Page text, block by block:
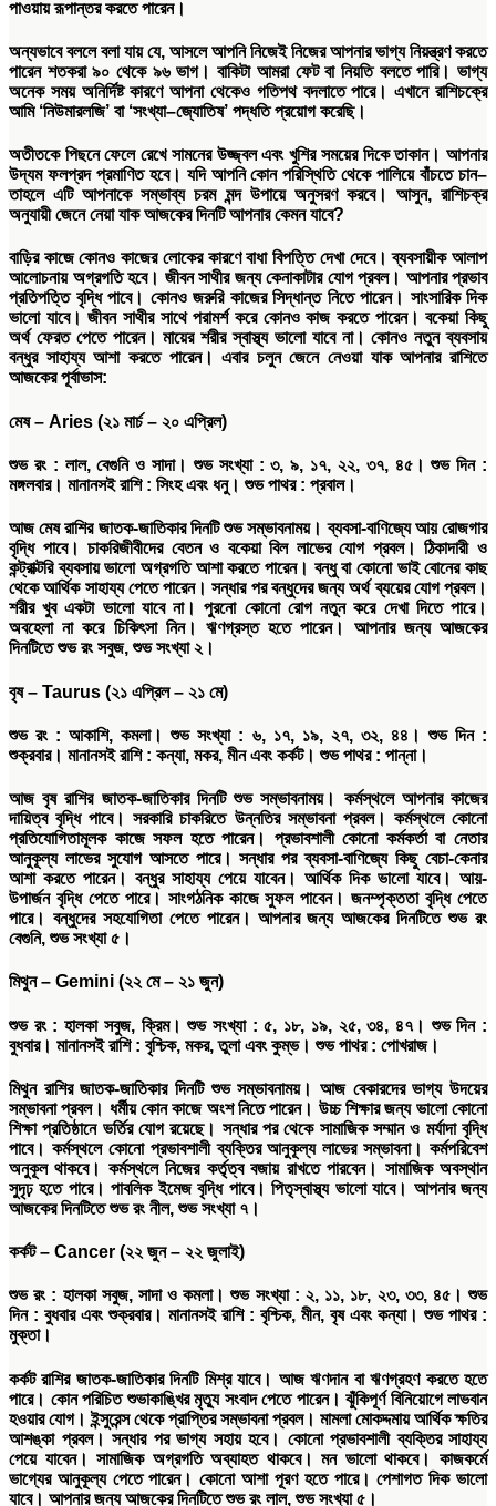
পাওয়ায় রূপান্তর করতে পারেন।
অন্যভাবে বললে বলা যায় যে, আসলে আপনি নিজেই নিজের আপনার ভাগ্য নিয়ন্ত্রণ করতে
পারেন শতকরা ৯০ থেকে ৯৬ ভাগ। বাকিটা আমরা ফেট বা নিয়তি বলতে পারি। ভাগ্য
অনেক সময় অনির্দিষ্ট কারণে আপনা থেকেও গতিপথ বদলাতে পারে। এখানে রাশিচক্রে
আমি‘নিউমারলজি’ বা‘সংখ্যা–জ্যোতিষ’ পদ্ধতি প্রয়োগ করেছি।
অতীতকে পিছনে ফেলে রেখে সামনের উজ্জ্বল এবং খুশির সময়ের দিকে তাকান। আপনার
উদ্যম ফলপ্রদ প্রমাণিত হবে। যদি আপনি কোন পরিস্থিতি থেকে পালিয়ে বাঁচতে চান–
তাহলে এটি আপনাকে সম্ভাব্য চরম মন্দ উপায়ে অনুসরণ করবে। আসুন,রাশিচক্র
অনুযায়ী জেনে নেয়া যাক আজকের দিনটি আপনার কেমন যাবে?
বাড়ির কাজে কোনও কাজের লোকের কারণে বাধা বিপত্তি দেখা দেবে। ব্যবসায়ীক আলাপ
আলোচনায় অগ্রগতি হবে। জীবন সাথীর জন্য কেনাকাটার যোগ প্রবল। আপনার প্রভাব
প্রতিপত্তি বৃদ্ধি পাবে। কোনও জরুরি কাজের সিদ্ধান্ত নিতে পারেন। সাংসারিক দিক
ভালো যাবে। জীবন সাথীর সাথে পরামর্শ করে কোনও কাজ করতে পারেন। বকেয়া কিছু
অর্থ ফেরত পেতে পারেন। মায়ের শরীর স্বাস্থ্য ভালো যাবে না। কোনও নতুন ব্যবসায়
বন্ধুর সাহায্য আশা করতে পারেন। এবার চলুন জেনে নেওয়া যাক আপনার রাশিতে
আজকের পূর্বাভাস:
মেষ– Aries (২১ মার্চ– ২০ এপ্রিল)
শুভ রং: লাল,বেগুনি ও সাদা।শুভ সংখ্যা: ৩, ৯, ১৭, ২২, ৩৭, ৪৫।শুভ দিন:
মঙ্গলবার। মানানসই রাশি: সিংহ এবং ধনু।শুভ পাথর: প্রবাল।
আজ মেষ রাশির জাতক-জাতিকার দিনটি শুভ সম্ভাবনাময়। ব্যবসা-বাণিজ্যে আয় রোজগার
বৃদ্ধি পাবে। চাকরিজীবীদের বেতন ও বকেয়া বিল লাভের যোগ প্রবল। ঠিকাদারী ও
কন্ট্রাক্টরি ব্যবসায় ভালো অগ্রগতি আশা করতে পারেন। বন্ধু বা কোনো ভাই বোনের কাছ
থেকে আর্থিক সাহায্য পেতে পারেন। সন্ধার পর বন্ধুদের জন্য অর্থ ব্যয়ের যোগ প্রবল।
শরীর খুব একটা ভালো যাবে না। পুরনো কোনো রোগ নতুন করে দেখা দিতে পারে।
অবহেলা না করে চিকিৎসা নিন। ঋণগ্রস্ত হতে পারেন। আপনার জন্য আজকের
দিনটিতে শুভ রং সবুজ, শুভ সংখ্যা ২।
বৃষ– Taurus (২১ এপ্রিল– ২১ মে)
শুভ রং: আকাশি,কমলা।শুভ সংখ্যা: ৬, ১৭, ১৯, ২৭, ৩২, ৪৪।শুভ দিন:
শুক্রবার। মানানসই রাশি: কন্যা, মকর, মীন এবং কর্কট।শুভ পাথর: পান্না।
আজ বৃষ রাশির জাতক-জাতিকার দিনটি শুভ সম্ভাবনাময়। কর্মস্থলে আপনার কাজের
দায়িত্ব বৃদ্ধি পাবে। সরকারি চাকরিতে উন্নতির সম্ভাবনা প্রবল। কর্মস্থলে কোনো
প্রতিযোগিতামূলক কাজে সফল হতে পারেন। প্রভাবশালী কোনো কর্মকর্তা বা নেতার
আনুকূল্য লাভের সুযোগ আসতে পারে। সন্ধার পর ব্যবসা-বাণিজ্যে কিছু বেচা-কেনার
আশা করতে পারেন। বন্ধুর সাহায্য পেয়ে যাবেন। আর্থিক দিক ভালো যাবে। আয়-
উপার্জন বৃদ্ধি পেতে পারে। সাংগঠনিক কাজে সুফল পাবেন। জনম্পৃক্ততা বৃদ্ধি পেতে
পারে। বন্ধুদের সহযোগিতা পেতে পারেন। আপনার জন্য আজকের দিনটিতে শুভ রং
বেগুনি, শুভ সংখ্যা ৫।
মিথুন– Gemini (২২ মে– ২১ জুন)
শুভ রং: হালকা সবুজ, ক্রিম।শুভ সংখ্যা: ৫, ১৮, ১৯, ২৫,৩৪, ৪৭।শুভ দিন:
বুধবার। মানানসই রাশি : বৃশ্চিক, মকর, তুলা এবং কুম্ভ।শুভ পাথর: পোখরাজ।
মিথুন রাশির জাতক-জাতিকার দিনটি শুভ সম্ভাবনাময়। আজ বেকারদের ভাগ্য উদয়ের
সম্ভাবনা প্রবল। ধর্মীয় কোন কাজে অংশ নিতে পারেন। উচ্চ শিক্ষার জন্য ভালো কোনো
শিক্ষা প্রতিষ্ঠানে ভর্তির যোগ রয়েছে। সন্ধার পর থেকে সামাজিক সম্মান ও মর্যাদা বৃদ্ধি
পাবে। কর্মস্থলে কোনো প্রভাবশালী ব্যক্তির আনুকূল্য লাভের সম্ভাবনা। কর্মপরিবেশ
অনুকূল থাকবে। কর্মস্থলে নিজের কর্তৃত্ব বজায় রাখতে পারবেন। সামাজিক অবস্থান
সুদৃঢ় হতে পারে। পাবলিক ইমেজ বৃদ্ধি পাবে। পিতৃস্বাস্থ্য ভালো যাবে। আপনার জন্য
আজকের দিনটিতে শুভ রং নীল, শুভ সংখ্যা ৭।
কর্কট– Cancer (২২ জুন– ২২ জুলাই)
শুভ রং: হালকা সবুজ, সাদা ও কমলা।শুভ সংখ্যা: ২, ১১, ১৮, ২৩, ৩৩, ৪৫।শুভ
দিন: বুধবার এবং শুক্রবার। মানানসই রাশি: বৃশ্চিক, মীন, বৃষ এবং কন্যা।শুভ পাথর:
মুক্তা।
কর্কট রাশির জাতক-জাতিকার দিনটি মিশ্র যাবে। আজ ঋণদান বা ঋণগ্রহণ করতে হতে
পারে। কোন পরিচিত শুভাকাঙ্খির মৃত্যু সংবাদ পেতে পারেন। ঝুঁকিপূর্ণ বিনিয়োগে লাভবান
হওয়ার যোগ। ইন্সুরেন্স থেকে প্রাপ্তির সম্ভাবনা প্রবল। মামলা মোকদ্দমায় আর্থিক ক্ষতির
আশঙ্কা প্রবল। সন্ধার পর ভাগ্য সহায় হবে। কোনো প্রভাবশালী ব্যক্তির সাহায্য
পেয়ে যাবেন। সামাজিক অগ্রগতি অব্যাহত থাকবে। মন ভালো থাকবে। কাজকর্মে
ভাগ্যের আনুকূল্য পেতে পারেন। কোনো আশা পূরণ হতে পারে। পেশাগত দিক ভালো
যাবে। আপনার জন্য আজকের দিনটিতে শুভ রং লাল, শুভ সংখ্যা ৫।